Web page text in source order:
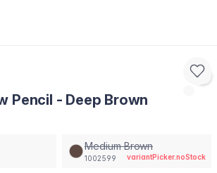
Pencil - Deep Brown
Medium Brown
1002599 variantPicker.noStock